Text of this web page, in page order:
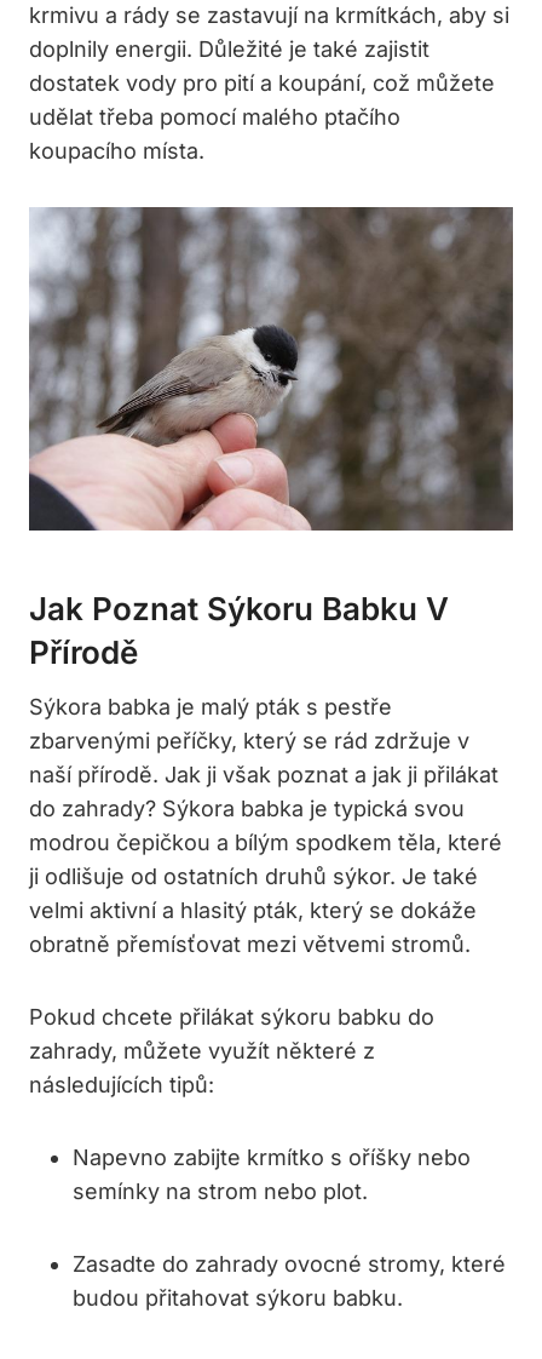
krmivu a rády se zastavují na krmítkách, aby si
doplnily energii. Důležité je také zajistit
dostatek vody pro pití a koupání, což můžete
udělat třeba pomocí malého ptačího
koupacího místa.
Jak Poznat Sýkoru Babku V
Přírodě
Sýkora babka je malý pták s pestře
zbarvenými peříčky, který se rád zdržuje v
naší přírodě. Jak ji však poznat a jak ji přilákat
do zahrady? Sýkora babka je typická svou
modrou čepičkou a bílým spodkem těla, které
ji odlišuje od ostatních druhů sýkor. Je také
velmi aktivní a hlasitý pták, který se dokáže
obratně přemísťovat mezi větvemi stromů.
Pokud chcete přilákat sýkoru babku do
zahrady, můžete využít některé z
následujících tipů:
Napevno zabijte krmítko s oříšky nebo
semínky na strom nebo plot.
Zasadte do zahrady ovocné stromy, které
budou přitahovat sýkoru babku.